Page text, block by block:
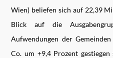
Wien) beliefen sich auf 22,39
Blick auf die
Aufwendungen der
Co. um +9,4 Prozent